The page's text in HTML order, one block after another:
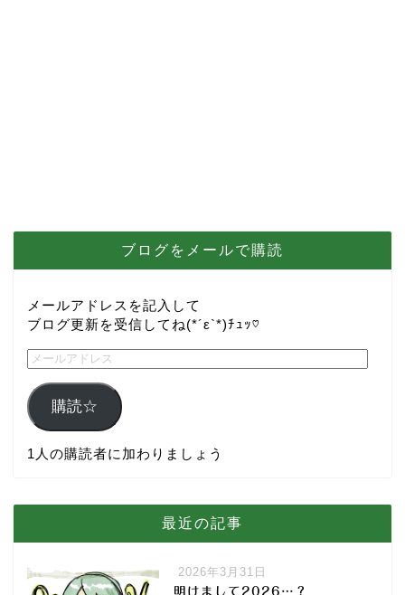
ブログをメールで購読
メールアドレスを記入して
ブログ更新を受信してね(*´ε`*)ﾁｭｯ♡
購読☆
1人の購読者に加わりましょう
最近の記事
2026年3月31日
明けまして2026…？